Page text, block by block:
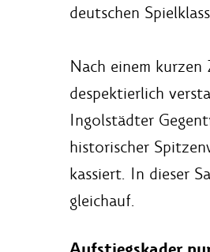
deutschen
Nach einem
despektierlich
Ingolstädter
historischer
kassiert. In dieser
gleichauf.